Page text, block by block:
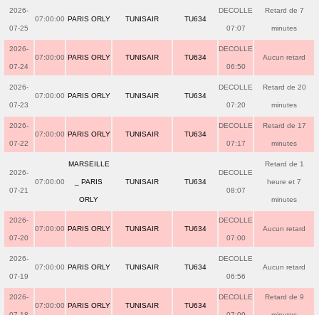
2026-
07-25
07:00:00 PARIS ORLY TUNISAIR TU634
DECOLLE
07:07
Retard de 7
minutes
2026-
07-24
07:00:00 PARIS ORLY TUNISAIR TU634
DECOLLE
06:50
Aucun retard
2026-
07-23
07:00:00 PARIS ORLY TUNISAIR TU634
DECOLLE
07:20
Retard de 20
minutes
2026-
07-22
07:00:00 PARIS ORLY TUNISAIR TU634
DECOLLE
07:17
Retard de 17
minutes
2026-
07-21
07:00:00
MARSEILLE
_ PARIS
ORLY
TUNISAIR TU634
DECOLLE
08:07
Retard de 1
heure et 7
minutes
2026-
07-20
07:00:00 PARIS ORLY TUNISAIR TU634
DECOLLE
07:00
Aucun retard
2026-
07-19
07:00:00 PARIS ORLY TUNISAIR TU634
DECOLLE
06:56
Aucun retard
2026-
07:00:00 PARIS ORLY TUNISAIR TU634
DECOLLE Retard de 9